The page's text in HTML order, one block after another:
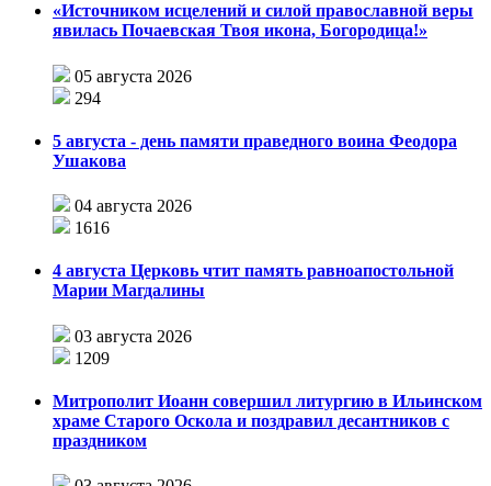
«Источником исцелений и силой православной веры
явилась Почаевская Твоя икона, Богородица!»
05 августа 2026
294
5 августа - день памяти праведного воина Феодора
Ушакова
04 августа 2026
1616
4 августа Церковь чтит память равноапостольной
Марии Магдалины
03 августа 2026
1209
Митрополит Иоанн совершил литургию в Ильинском
храме Старого Оскола и поздравил десантников с
праздником